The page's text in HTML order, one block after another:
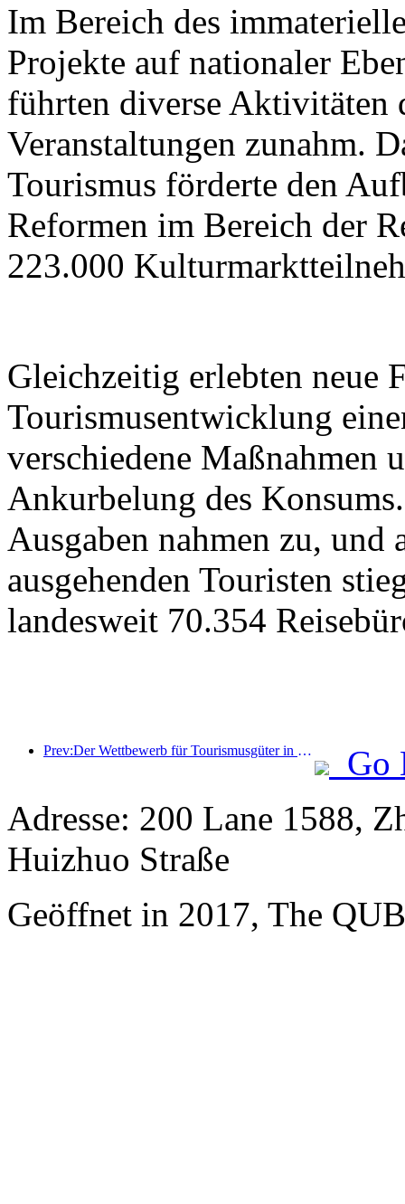
Im Bereich des
Projekte auf nationaler
führten diverse Aktivitäten
Veranstaltungen zunahm.
Tourismus förderte den
Reformen im Bereich der
223.000
Gleichzeitig erlebten neue
Tourismusentwicklung
verschiedene Maßnahmen
Ankurbelung des
Ausgaben nahmen zu,
ausgehenden Touristen
landesweit 70.354
Prev:Der Wettbewerb für Tourismusgüter in China wurde erfolgreich in Xiangtan, Hunan, abgehalten.
Go
Adresse: 200 Lane 1588,
Huizhuo Straße
Geöffnet in 2017, The